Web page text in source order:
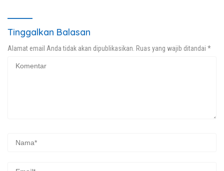
Tinggalkan Balasan
Alamat email Anda tidak akan dipublikasikan. Ruas yang wajib ditandai *